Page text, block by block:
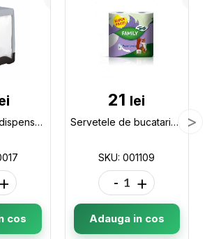
Servetele p/u dispenser SILK/DENIZ 200 buc 000017
+
cos
21 lei
Servetele de bucatarie Tento 2 role (Family) 10m 001109
SKU: 001109
- +
Adauga in cos